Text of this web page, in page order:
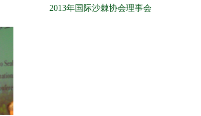
2013年国际沙棘协会理事会